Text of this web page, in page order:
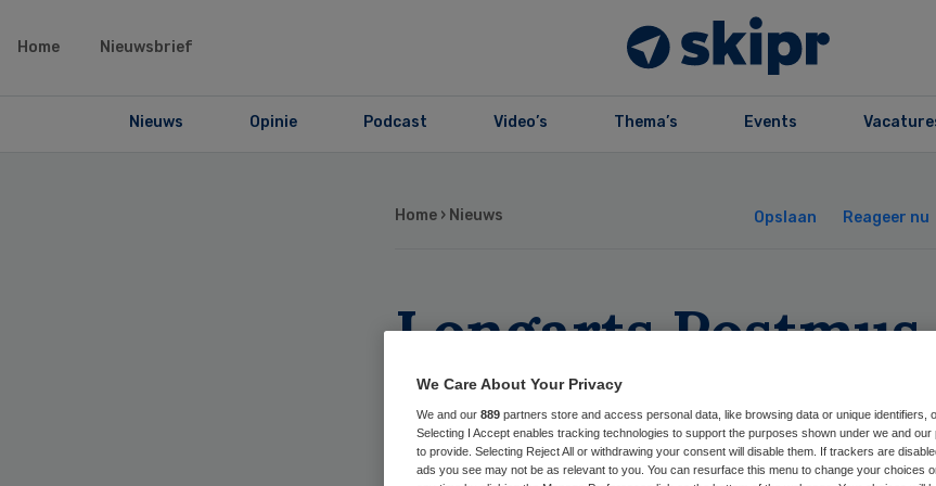
Home Nieuwsbrief
Nieuws Opinie Podcast Video’s Thema’s Events
Home › Nieuws Opslaan Reageer nu
Longarts Postmus
moet plan maken
VUmc
We Care About Your Privacy
We and our 889 partners store and access personal data, like browsing data or unique identifiers,
Selecting I Accept enables tracking technologies to support the purposes shown under we and
to provide. Selecting Reject All or withdrawing your consent will disable them. If trackers are
ads you see may not be as relevant to you. You can resurface this menu to change your choices